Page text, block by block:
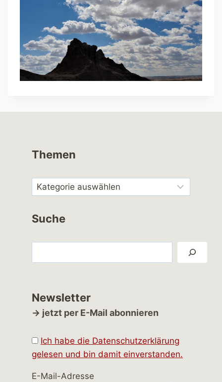
Themen
Suche
Newsletter
→ jetzt per E-Mail abonnieren
Ich habe die Datenschutzerklärung
gelesen und bin damit einverstanden.
E-Mail-Adresse